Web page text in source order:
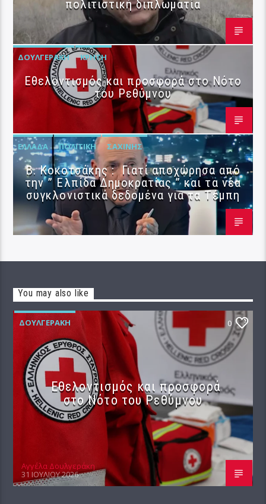
πολιτιστική διπλωματία
ΔΟΥΛΓΕΡΆΚΗ ΚΡΉΤΗ
Εθελοντισμός και προσφορά στο Νότο
του Ρεθύμνου
ΕΛΛΆΔΑ ΠΟΛΙΤΙΚΉ ΣΑΧΊΝΗΣ
Β. Κοκοτσάκης : Γιατί αποχώρησα από
την ” Ελπίδα Δημοκρατίας ” και τα νέα
συγκλονιστικά δεδομένα για τα Τέμπη
You may also like
ΔΟΥΛΓΕΡΆΚΗ 0
Εθελοντισμός και προσφορά
στο Νότο του Ρεθύμνου
Αγγέλα Δουλγεράκη
31 ΙΟΥΛΊΟΥ 2026